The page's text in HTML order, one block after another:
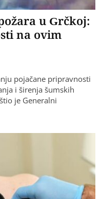
u Grčkoj:
na ovim
pojačane pripravnosti
i širenja šumskih
je Generalni